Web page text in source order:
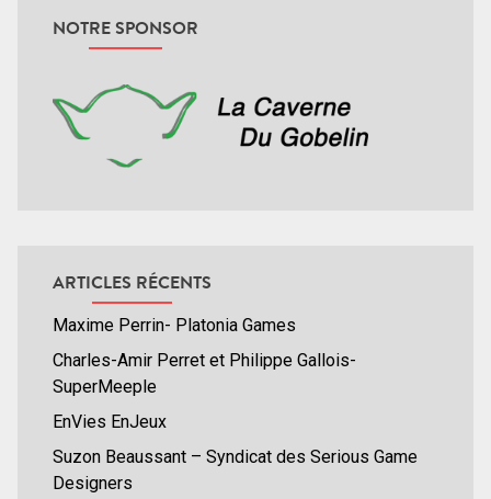
NOTRE SPONSOR
ARTICLES RÉCENTS
Maxime Perrin- Platonia Games
Charles-Amir Perret et Philippe Gallois-
SuperMeeple
EnVies EnJeux
Suzon Beaussant – Syndicat des Serious Game
Designers